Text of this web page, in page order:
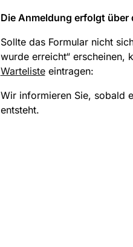
Die Anmeldung erfolgt über
Sollte das Formular nicht
wurde erreicht“ erscheinen,
Wartelisteeintragen:
Wir informieren Sie, sobald
entsteht.